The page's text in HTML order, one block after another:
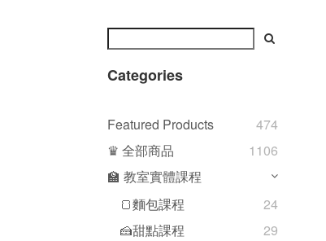
Categories
Featured Products
474
♛ 全部商品
1106
🏫 教室實體課程
🍞麵包課程
24
🍰甜點課程
29